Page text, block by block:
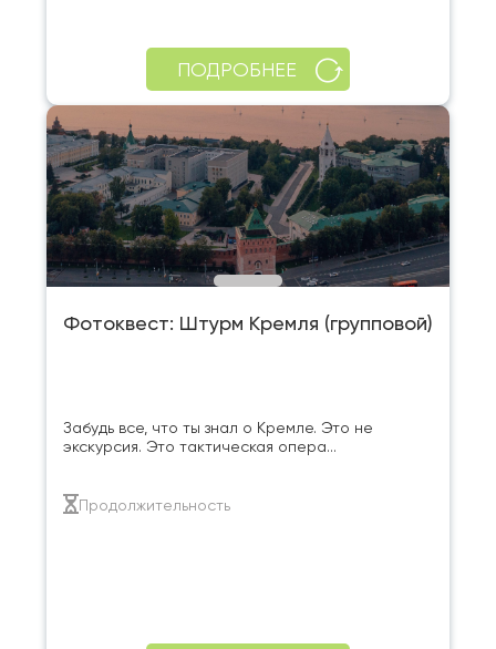
ПОДРОБНЕЕ
Фотоквест: Штурм Кремля (групповой)
Забудь все, что ты знал о Кремле. Это не
экскурсия. Это тактическая опера...
Продолжительность